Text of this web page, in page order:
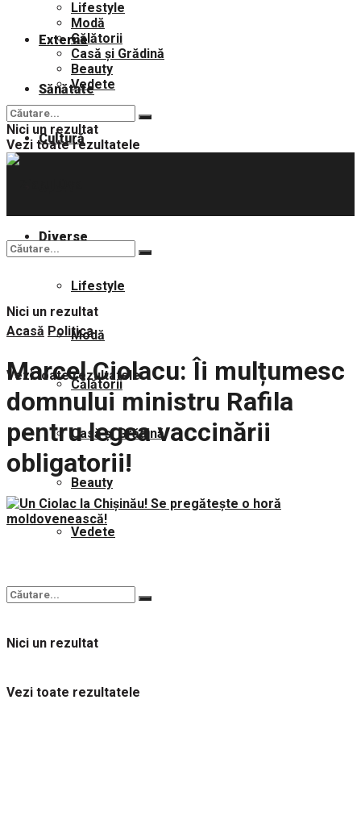
Externe
Sănătate
Cultură
Diverse
Lifestyle
Modă
Călătorii
Casă și Grădină
Beauty
Vedete
Nici un rezultat
Vezi toate rezultatele
Lifestyle
Modă
Călătorii
Casă și Grădină
Beauty
Vedete
Nici un rezultat
Vezi toate rezultatele
Nici un rezultat
Vezi toate rezultatele
Acasă Politica
Marcel Ciolacu: Îi mulțumesc
domnului ministru Rafila
pentru legea vaccinării
obligatorii!